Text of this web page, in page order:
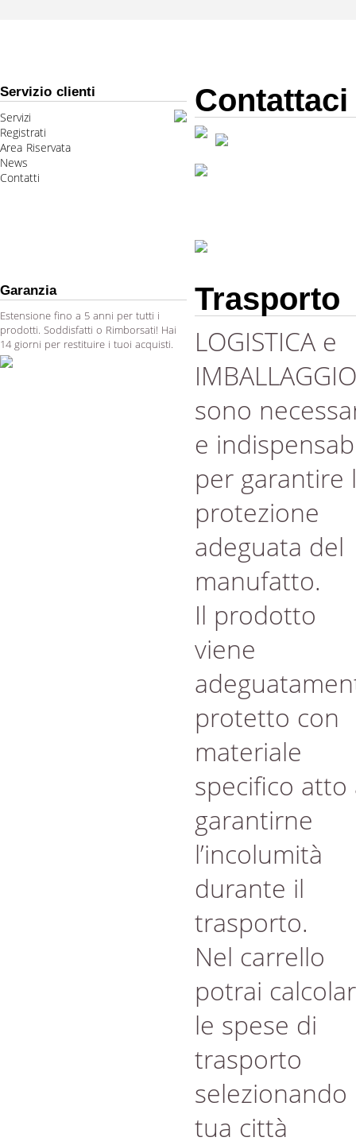
Servizio clienti
Servizi
Registrati
Area Riservata
News
Contatti
Contattaci
Garanzia
Estensione fino a 5 anni per tutti i
prodotti. Soddisfatti o Rimborsati! Hai
14 giorni per restituire i tuoi acquisti.
Trasporto
LOGISTICA e
IMBALLAGGIO
sono
e
per garantire
protezione
adeguata del
manufatto.
Il prodotto
viene
protetto con
materiale
specifico atto
garantirne
l’incolumità
durante il
trasporto.
Nel carrello
potrai
le spese di
trasporto
selezionando
tua città